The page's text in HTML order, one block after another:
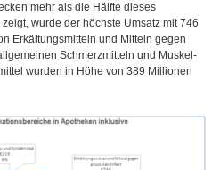
mehr als die Hälfte dieses
wurde der höchste Umsatz mit 746
Erkältungsmitteln und Mitteln gegen
Schmerzmitteln und Muskel-
wurden in Höhe von 389 Millionen